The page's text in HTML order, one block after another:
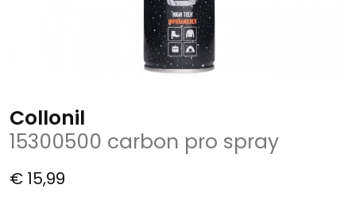
Collonil
15300500 carbon pro spray
€ 15,99